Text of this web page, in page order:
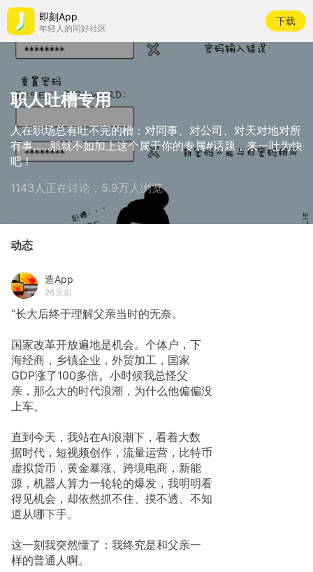
即刻App
年轻人的同好社区
下载
职人吐槽专用
人在职场总有吐不完的槽：对同事、对公司、对天对地对所
有事......那就不如加上这个属于你的专属#话题，来一吐为快
吧！
1143人正在讨论，5.9万人浏览
动态
造App
28天前
“长大后终于理解父亲当时的无奈。
国家改革开放遍地是机会。个体户，下
海经商，乡镇企业，外贸加工，国家
GDP涨了100多倍。小时候我总怪父
亲，那么大的时代浪潮，为什么他偏偏没
上车。
直到今天，我站在AI浪潮下，看着大数
据时代，短视频创作，流量运营，比特币
虚拟货币，黄金暴涨、跨境电商，新能
源，机器人算力一轮轮的爆发，我明明看
得见机会，却依然抓不住、摸不透、不知
道从哪下手。
这一刻我突然懂了：我终究是和父亲一
样的普通人啊。